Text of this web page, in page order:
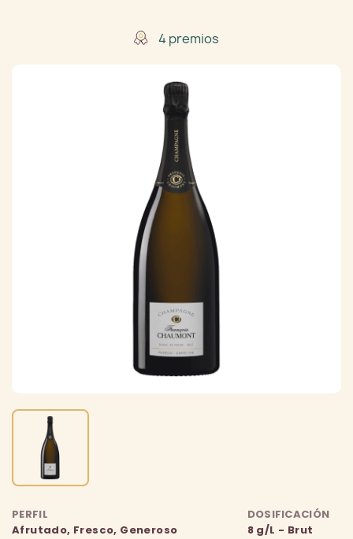
4 premios
PERFIL
Afrutado, Fresco, Generoso
DOSIFICACIÓN
8 g/L - Brut